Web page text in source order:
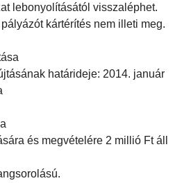
lebonyolításától visszaléphet.
kártérítés nem illeti meg.
határideje: 2014. január
és megvételére 2 millió Ft áll